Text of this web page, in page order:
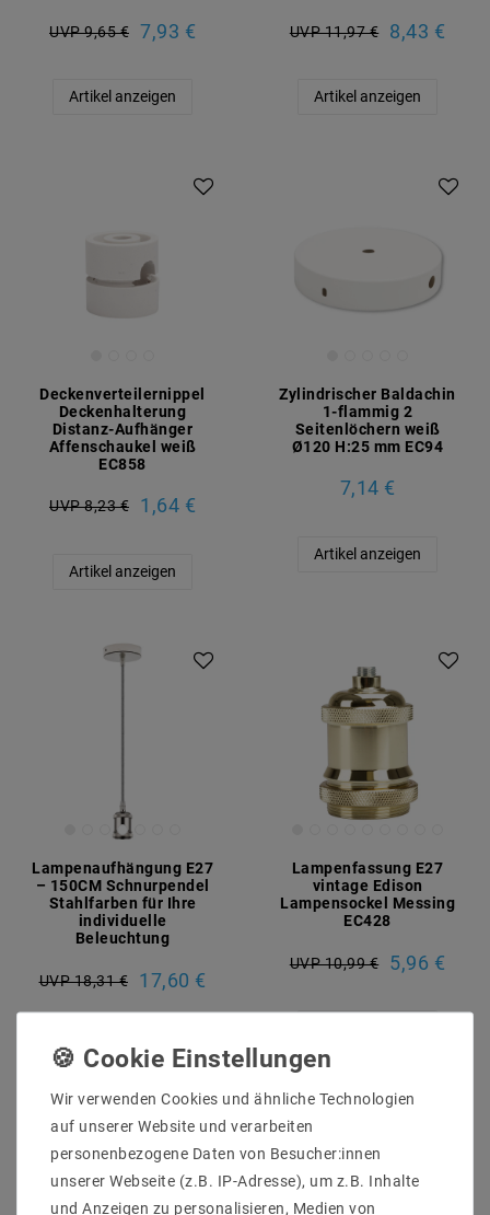
UVP 9,65 € 7,93 €
Artikel anzeigen
UVP 11,97 € 8,43 €
Artikel anzeigen
Deckenverteilernippel
Deckenhalterung
Distanz-Aufhänger
Affenschaukel weiß
EC858
UVP 8,23 € 1,64 €
Artikel anzeigen
Zylindrischer Baldachin
1-flammig 2
Seitenlöchern weiß
Ø120 H:25 mm EC94
7,14 €
Artikel anzeigen
Lampenaufhängung E27
– 150CM Schnurpendel
Stahlfarben für Ihre
individuelle
Beleuchtung
UVP 18,31 € 17,60 €
Artikel anzeigen
Lampenfassung E27
vintage Edison
Lampensockel Messing
EC428
UVP 10,99 € 5,96 €
Wir verwenden Cookies und ähnliche Technologien
auf unserer Website und verarbeiten
personenbezogene Daten von Besucher:innen
unserer Webseite (z.B. IP-Adresse), um z.B. Inhalte
und Anzeigen zu personalisieren, Medien von